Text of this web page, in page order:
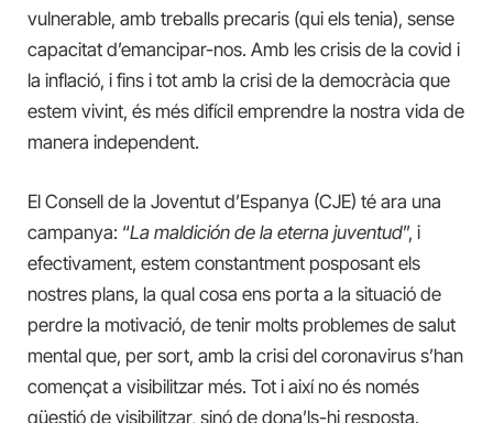
vulnerable, amb treballs precaris (qui els tenia), sense
capacitat d’emancipar-nos. Amb les crisis de la covid i
la inflació, i fins i tot amb la crisi de la democràcia que
estem vivint, és més difícil emprendre la nostra vida de
manera independent.
El Consell de la Joventut d’Espanya (CJE) té ara una
campanya: “La maldición de la eterna juventud”, i
efectivament, estem constantment posposant els
nostres plans, la qual cosa ens porta a la situació de
perdre la motivació, de tenir molts problemes de salut
mental que, per sort, amb la crisi del coronavirus s’han
començat a visibilitzar més. Tot i així no és només
qüestió de visibilitzar, sinó de dona’ls-hi resposta.